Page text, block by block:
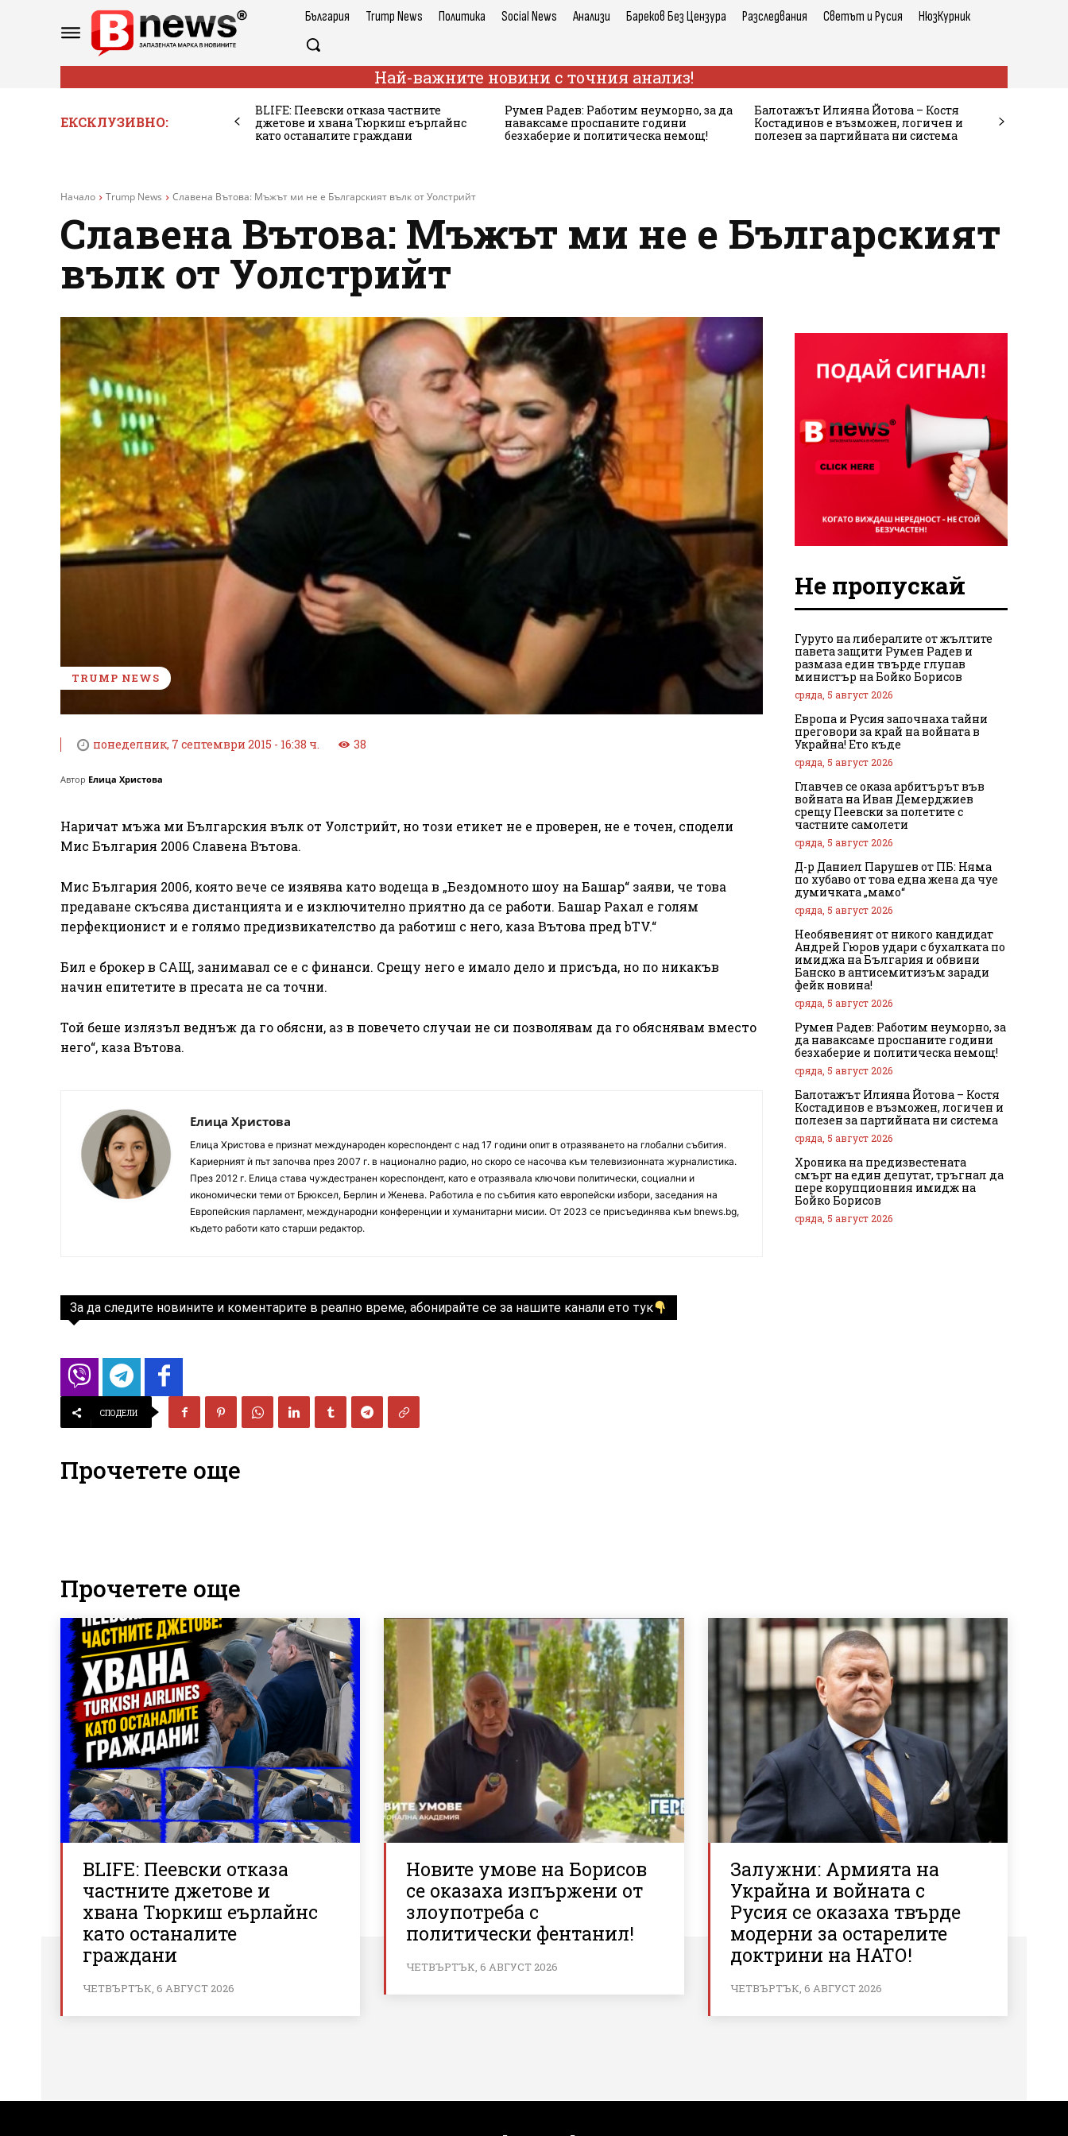
България Trump News Политика Social News Анализи Бареков Без Цензура Разследвания Светът и Русия НюзКурник
Най-важните новини с точния анализ!
ЕКСКЛУЗИВНО:
BLIFE: Пеевски отказа частните
джетове и хвана Тюркиш еърлайнс
като останалите граждани
Румен Радев: Работим неуморно, за да
наваксаме проспаните години
безхаберие и политическа немощ!
Балотажът Илияна Йотова – Костя
Костадинов е възможен, логичен и
полезен за партийната ни система
Начало Trump News Славена Вътова: Мъжът ми не е Българският вълк от Уолстрийт
Славена Вътова: Мъжът ми не е Българският
вълк от Уолстрийт
TRUMP NEWS
понеделник, 7 септември 2015 - 16:38 ч. 38
Автор Елица Христова
Наричат мъжа ми Българския вълк от Уолстрийт, но този етикет не е проверен, не е точен, сподели
Мис България 2006 Славена Вътова.
Мис България 2006, която вече се изявява като водеща в „Бездомното шоу на Башар“ заяви, че това
предаване скъсява дистанцията и е изключително приятно да се работи. Башар Рахал е голям
перфекционист и е голямо предизвикателство да работиш с него, каза Вътова пред bTV.“
Бил е брокер в САЩ, занимавал се е с финанси. Срещу него е имало дело и присъда, но по никакъв
начин епитетите в пресата не са точни.
Той беше излязъл веднъж да го обясни, аз в повечето случаи не си позволявам да го обяснявам вместо
него“, каза Вътова.
Елица Христова
Елица Христова е признат международен кореспондент с над 17 години опит в отразяването на глобални събития.
Кариерният ѝ път започва през 2007 г. в национално радио, но скоро се насочва към телевизионната журналистика.
През 2012 г. Елица става чуждестранен кореспондент, като е отразявала ключови политически, социални и
икономически теми от Брюксел, Берлин и Женева. Работила е по събития като европейски избори, заседания на
Европейския парламент, международни конференции и хуманитарни мисии. От 2023 се присъединява към bnews.bg,
където работи като старши редактор.
За да следите новините и коментарите в реално време, абонирайте се за нашите канали ето тук
СПОДЕЛИ
Прочетете още
Не пропускай
Гуруто на либералите от жълтите
павета защити Румен Радев и
размаза един твърде глупав
министър на Бойко Борисов
сряда, 5 август 2026
Европа и Русия започнаха тайни
преговори за край на войната в
Украйна! Ето къде
сряда, 5 август 2026
Главчев се оказа арбитърът във
войната на Иван Демерджиев
срещу Пеевски за полетите с
частните самолети
сряда, 5 август 2026
Д-р Даниел Парушев от ПБ: Няма
по хубаво от това една жена да чуе
думичката „мамо“
сряда, 5 август 2026
Необявеният от никого кандидат
Андрей Гюров удари с бухалката по
имиджа на България и обвини
Банско в антисемитизъм заради
фейк новина!
сряда, 5 август 2026
Румен Радев: Работим неуморно, за
да наваксаме проспаните години
безхаберие и политическа немощ!
сряда, 5 август 2026
Балотажът Илияна Йотова – Костя
Костадинов е възможен, логичен и
полезен за партийната ни система
сряда, 5 август 2026
Хроника на предизвестената
смърт на един депутат, тръгнал да
пере корупционния имидж на
Бойко Борисов
сряда, 5 август 2026
Прочетете още
BLIFE: Пеевски отказа
частните джетове и
хвана Тюркиш еърлайнс
като останалите
граждани
ЧЕТВЪРТЪК, 6 АВГУСТ 2026
Новите умове на Борисов
се оказаха изпържени от
злоупотреба с
политически фентанил!
ЧЕТВЪРТЪК, 6 АВГУСТ 2026
Залужни: Армията на
Украйна и войната с
Русия се оказаха твърде
модерни за остарелите
доктрини на НАТО!
ЧЕТВЪРТЪК, 6 АВГУСТ 2026